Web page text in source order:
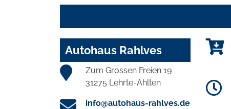
Autohaus Rahlves
Zum Grossen Freien 19
31275 Lehrte-Ahlten
info@autohaus-rahlves.de